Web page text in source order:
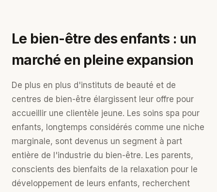
Le bien-être des enfants : un
marché en pleine expansion
De plus en plus d'instituts de beauté et de
centres de bien-être élargissent leur offre pour
accueillir une clientèle jeune. Les soins spa pour
enfants, longtemps considérés comme une niche
marginale, sont devenus un segment à part
entière de l'industrie du bien-être. Les parents,
conscients des bienfaits de la relaxation pour le
développement de leurs enfants, recherchent